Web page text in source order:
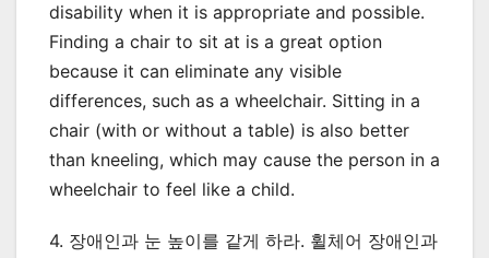
disability when it is appropriate and possible.
Finding a chair to sit at is a great option
because it can eliminate any visible
differences, such as a wheelchair. Sitting in a
chair (with or without a table) is also better
than kneeling, which may cause the person in a
wheelchair to feel like a child.
4. 장애인과 눈 높이를 같게 하라. 휠체어 장애인과